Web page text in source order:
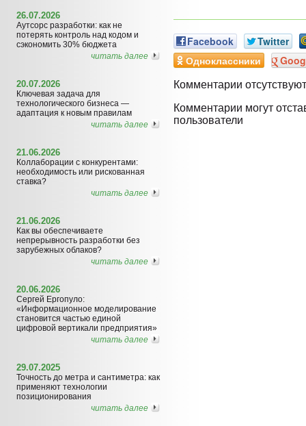
26.07.2026
Аутсорс разработки: как не
потерять контроль над кодом и
сэкономить 30% бюджета
читать далее
20.07.2026
Ключевая задача для
технологического бизнеса —
адаптация к новым правилам
читать далее
21.06.2026
Коллаборации с конкурентами:
необходимость или рискованная
ставка?
читать далее
21.06.2026
Как вы обеспечиваете
непрерывность разработки без
зарубежных облаков?
читать далее
20.06.2026
Сергей Ергопуло:
«Информационное моделирование
становится частью единой
цифровой вертикали предприятия»
читать далее
29.07.2025
Точность до метра и сантиметра: как
применяют технологии
позиционирования
читать далее
Facebook
Twitter
Одноклассники
Комментарии отсутствуют
Комментарии могут
пользователи